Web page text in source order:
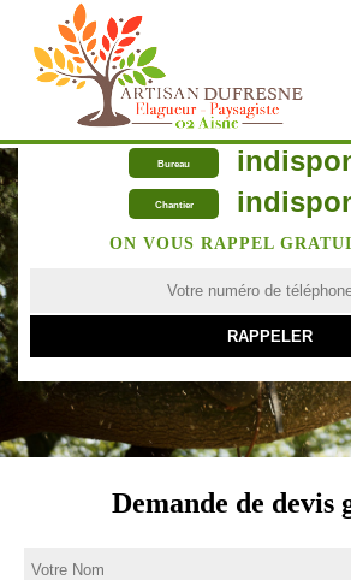
Bureau
Chantier
ON VOUS RAPPEL
Demande de devis